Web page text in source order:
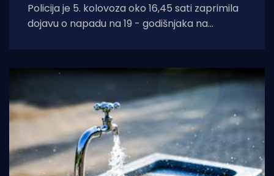
Policija je 5. kolovoza oko 16,45 sati zaprimila
dojavu o napadu na 19 - godišnjaka na